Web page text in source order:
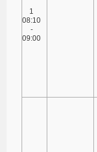
1
08:10
-
09:00